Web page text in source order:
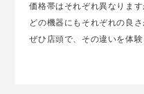
価格帯はそれぞれ異なります
どの機器にもそれぞれの良さ
ぜひ店頭で、その違いを体験